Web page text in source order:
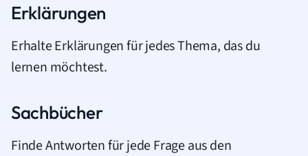
Erklärungen
Erhalte Erklärungen für jedes Thema, das du
lernen möchtest.
Sachbücher
Finde Antworten für jede Frage aus den